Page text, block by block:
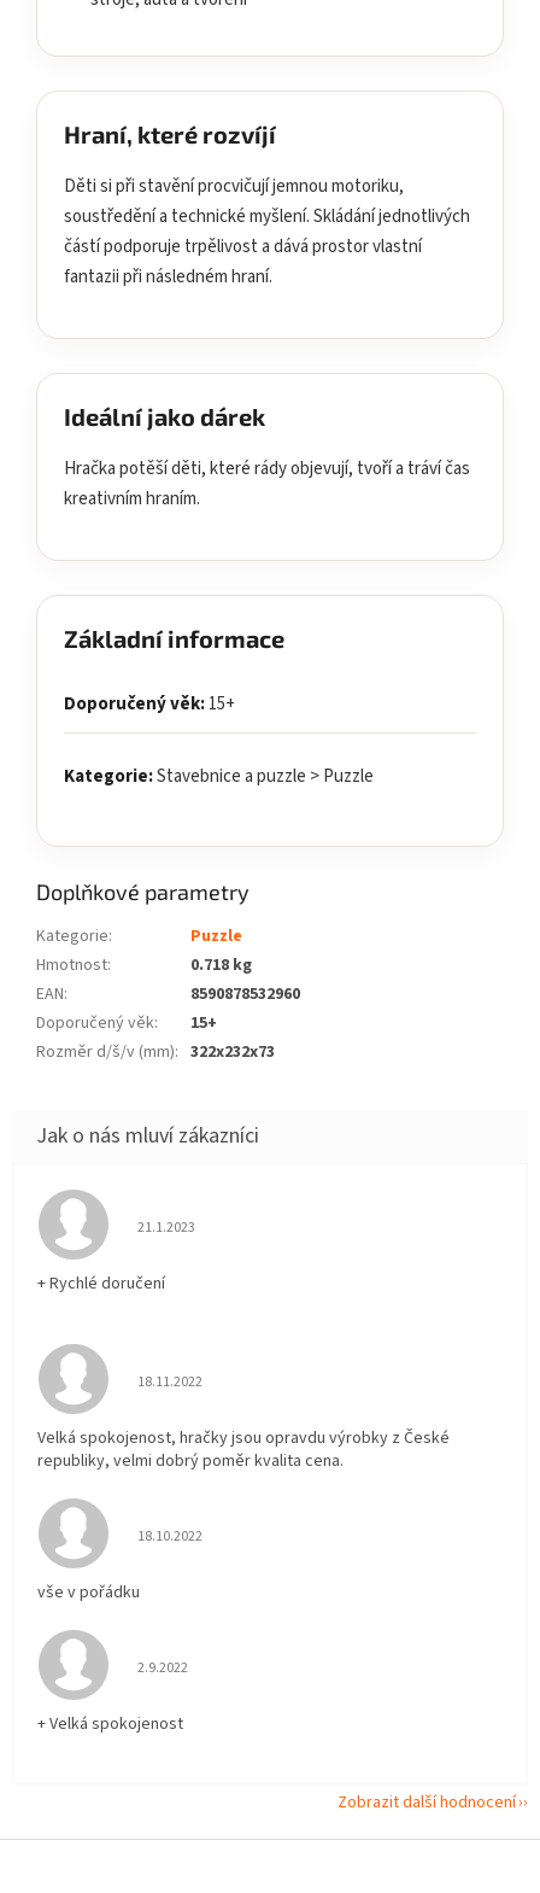
Hraní, které rozvíjí
Děti si při stavění procvičují jemnou motoriku,
soustředění a technické myšlení. Skládání jednotlivých
částí podporuje trpělivost a dává prostor vlastní
fantazii při následném hraní.
Ideální jako dárek
Hračka potěší děti, které rády objevují, tvoří a tráví čas
kreativním hraním.
Základní informace
Doporučený věk:15+
Kategorie:Stavebnice a puzzle > Puzzle
Doplňkové parametry
Kategorie:
Puzzle
Hmotnost:
0.718 kg
EAN:
8590878532960
Doporučený věk:
15+
Rozměr d/š/v (mm): 322x232x73
Hodnocení obchodu je 5 z 5 hvězdiček.
21.1.2023
+ Rychlé doručení
Hodnocení obchodu je 5 z 5 hvězdiček.
18.11.2022
Velká spokojenost, hračky jsou opravdu výrobky z České
republiky, velmi dobrý poměr kvalita cena.
Hodnocení obchodu je 5 z 5 hvězdiček.
18.10.2022
vše v pořádku
Hodnocení obchodu je 5 z 5 hvězdiček.
2.9.2022
+ Velká spokojenost
Zobrazit další hodnocení